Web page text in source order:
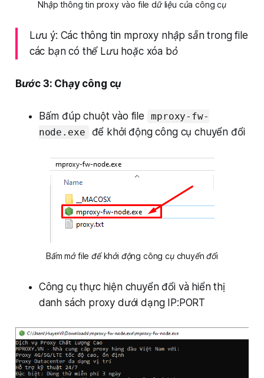
Nhập thông tin proxy vào file dữ liệu của công cụ
Lưu ý: Các thông tin mproxy nhập sẵn trong file
các bạn có thể Lưu hoặc xóa bỏ
Bước 3: Chạy công cụ
Bấm đúp chuột vào file
mproxy-fw-
node.exe
để khởi động công cụ chuyển đổi
Bấm mở file để khởi động công cụ chuyển đổi
Công cụ thực hiện chuyển đổi và hiển thị
danh sách proxy dưới dạng IP:PORT